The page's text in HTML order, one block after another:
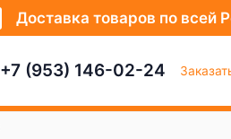
Доставка товаров по всей
+7 (953) 146-02-24